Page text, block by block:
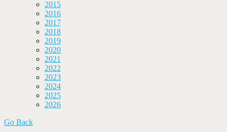
2015
2016
2017
2018
2019
2020
2021
2022
2023
2024
2025
2026
Go Back